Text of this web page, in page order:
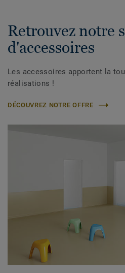
Retrouvez notre
d'accessoires
Les accessoires apportent la
réalisations !
DÉCOUVREZ NOTRE OFFRE